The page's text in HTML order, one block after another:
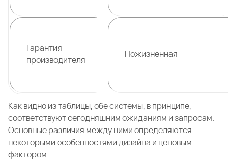
Гарантия
производителя
Пожизненная
Как видно из таблицы, обе системы, в принципе,
соответствуют сегодняшним ожиданиям и запросам.
Основные различия между ними определяются
некоторыми особенностями дизайна и ценовым
фактором.